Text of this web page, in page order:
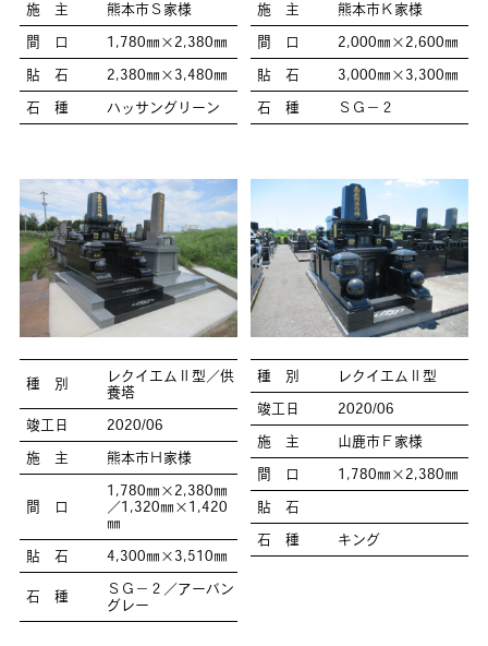
施 主 熊本市Ｓ家様
間 口 1,780㎜×2,380㎜
貼 石 2,380㎜×3,480㎜
石 種 ハッサングリーン
施 主 熊本市Ｋ家様
間 口 2,000㎜×2,600㎜
貼 石 3,000㎜×3,300㎜
石 種 ＳＧ－２
種 別
レクイエムⅡ型／供
養塔
竣工日 2020/06
施 主 熊本市Ｈ家様
間 口
1,780㎜×2,380㎜
／1,320㎜×1,420
㎜
貼 石 4,300㎜×3,510㎜
石 種
ＳＧ－２／アーバン
グレー
種 別 レクイエムⅡ型
竣工日 2020/06
施 主 山鹿市Ｆ家様
間 口 1,780㎜×2,380㎜
貼 石
石 種 キング